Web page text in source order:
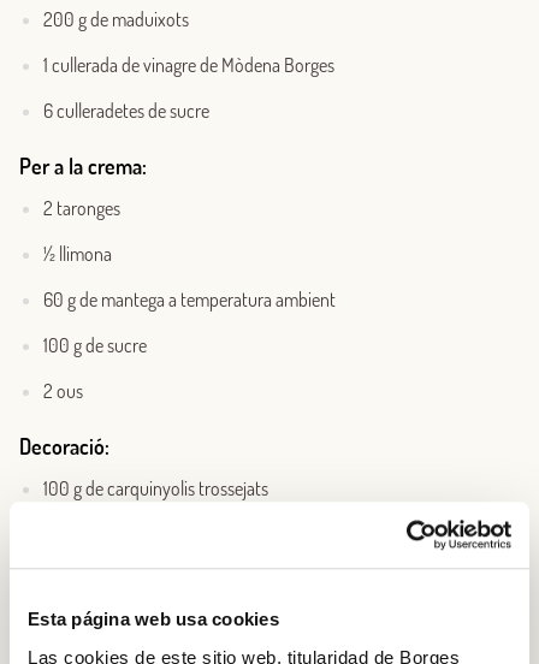
Esta página web usa cookies
Las cookies de este sitio web, titularidad de Borges
200 g de maduixots
1 cullerada de vinagre de Mòdena Borges
6 culleradetes de sucre
Per a la crema:
2 taronges
½ llimona
60 g de mantega a temperatura ambient
100 g de sucre
2 ous
Decoració:
100 g de carquinyolis trossejats